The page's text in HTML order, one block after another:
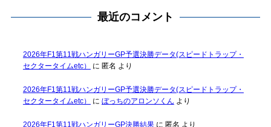
最近のコメント
2026年F1第11戦ハンガリーGP予選決勝データ(スピードトラップ・
セクタータイムetc）
に 匿名 より
2026年F1第11戦ハンガリーGP予選決勝データ(スピードトラップ・
セクタータイムetc）
に ぼっちのアロンソくん より
2026年F1第11戦ハンガリーGP決勝結果に 匿名 より